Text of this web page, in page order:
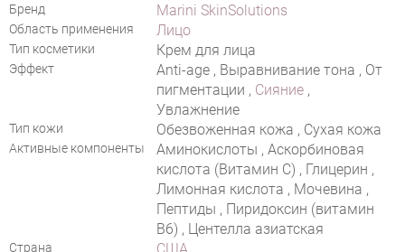
Бренд Marini SkinSolutions
Область применения Лицо
Тип косметики Крем для лица
Эффект
Anti-age , Выравнивание тона , От
пигментации , Сияние ,
Увлажнение
Тип кожи Обезвоженная кожа , Сухая кожа
Активные компоненты
Аминокислоты , Аскорбиновая
кислота (Витамин С) , Глицерин ,
Лимонная кислота , Мочевина ,
Пептиды , Пиридоксин (витамин
B6) , Центелла азиатская
Страна
НАПИСАТЬ ОТЗЫВ